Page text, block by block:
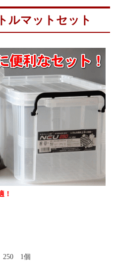
ルマットセット
！
250 1個